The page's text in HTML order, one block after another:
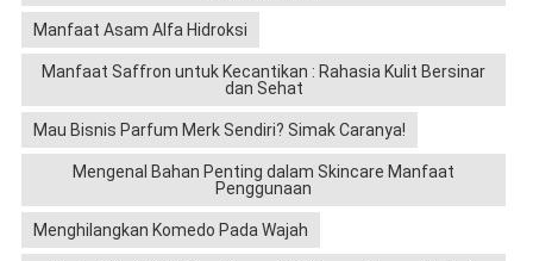
Manfaat Asam Alfa Hidroksi
Manfaat Saffron untuk Kecantikan : Rahasia Kulit Bersinar
dan Sehat
Mau Bisnis Parfum Merk Sendiri? Simak Caranya!
Mengenal Bahan Penting dalam Skincare Manfaat
Penggunaan
Menghilangkan Komedo Pada Wajah